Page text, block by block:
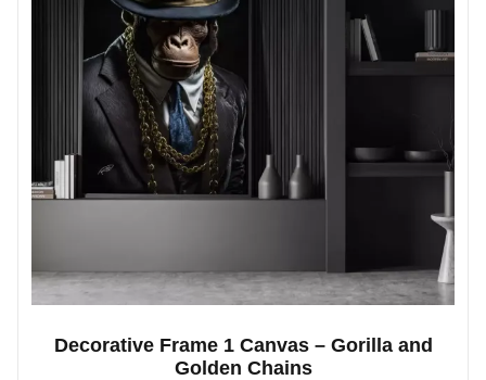
Decorative Frame 1 Canvas – Gorilla and
Golden Chains